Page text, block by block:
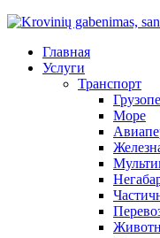
Главная
Услуги
Транспорт
Море